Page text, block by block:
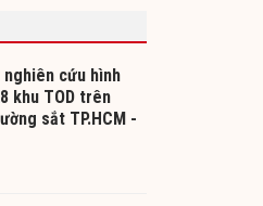
cứu hình
khu TOD trên
sắt TP.HCM -